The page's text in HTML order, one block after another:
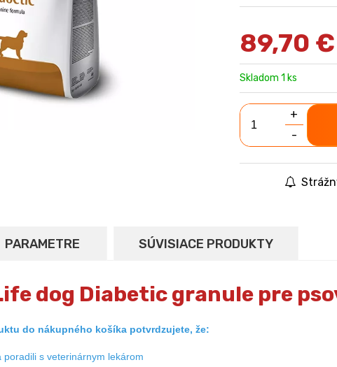
89,70 €
Skladom 1 ks
+
-
PARAMETRE SÚVISIACE PRODUKTY
dog Diabetic granule pre
do nákupného košíka potvrdzujete, že:
s veterinárnym lekárom